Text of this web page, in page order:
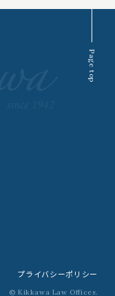
Page top
プライバシーポリシー
© Kikkawa Law Offices.